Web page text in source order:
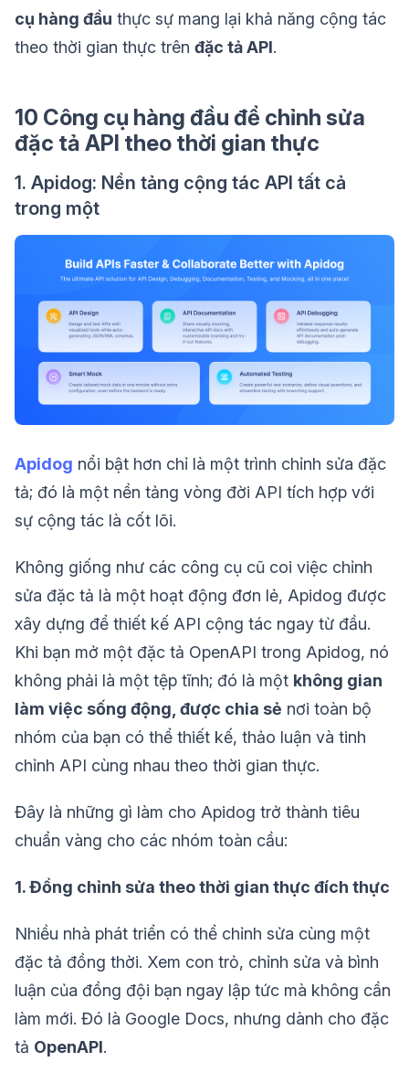
cụ hàng đầu thực sự mang lại khả năng cộng tác
theo thời gian thực trên đặc tả API.
10 Công cụ hàng đầu để chỉnh sửa
đặc tả API theo thời gian thực
1. Apidog: Nền tảng cộng tác API tất cả
trong một
Apidog nổi bật hơn chỉ là một trình chỉnh sửa đặc
tả; đó là một nền tảng vòng đời API tích hợp với
sự cộng tác là cốt lõi.
Không giống như các công cụ cũ coi việc chỉnh
sửa đặc tả là một hoạt động đơn lẻ, Apidog được
xây dựng để thiết kế API cộng tác ngay từ đầu.
Khi bạn mở một đặc tả OpenAPI trong Apidog, nó
không phải là một tệp tĩnh; đó là một không gian
làm việc sống động, được chia sẻ nơi toàn bộ
nhóm của bạn có thể thiết kế, thảo luận và tinh
chỉnh API cùng nhau theo thời gian thực.
Đây là những gì làm cho Apidog trở thành tiêu
chuẩn vàng cho các nhóm toàn cầu:
1. Đồng chỉnh sửa theo thời gian thực đích thực
Nhiều nhà phát triển có thể chỉnh sửa cùng một
đặc tả đồng thời. Xem con trỏ, chỉnh sửa và bình
luận của đồng đội bạn ngay lập tức mà không cần
làm mới. Đó là Google Docs, nhưng dành cho đặc
tả OpenAPI.